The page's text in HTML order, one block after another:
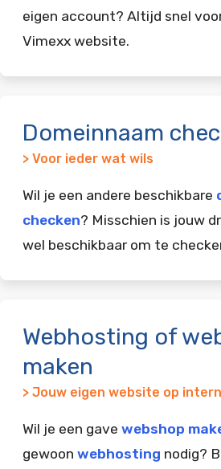
eigen account? Altijd snel
Vimexx website.
Domeinnaam
> Voor ieder wat wils
Wil je een andere beschikbare
checken? Misschien is jouw
wel beschikbaar om te
Webhosting of
maken
> Jouw eigen website op
Wil je een gave webshop
gewoon webhosting nodig?